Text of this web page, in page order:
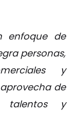
enfoque de
personas,
y
de
talentos y